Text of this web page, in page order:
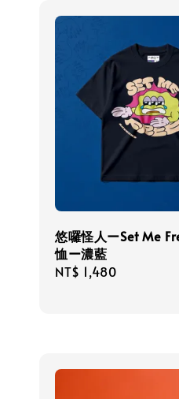
悠囉怪人ーSet Me
恤ー濃藍
Regular
NT$ 1,480